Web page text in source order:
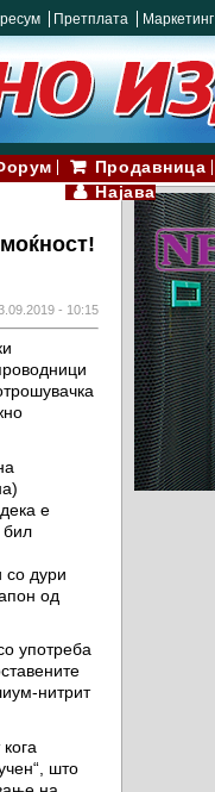
Претплата Маркетинг
Продавница
Најава
- 10:15
е
бил
со дури
од
употреба
нитрит
што